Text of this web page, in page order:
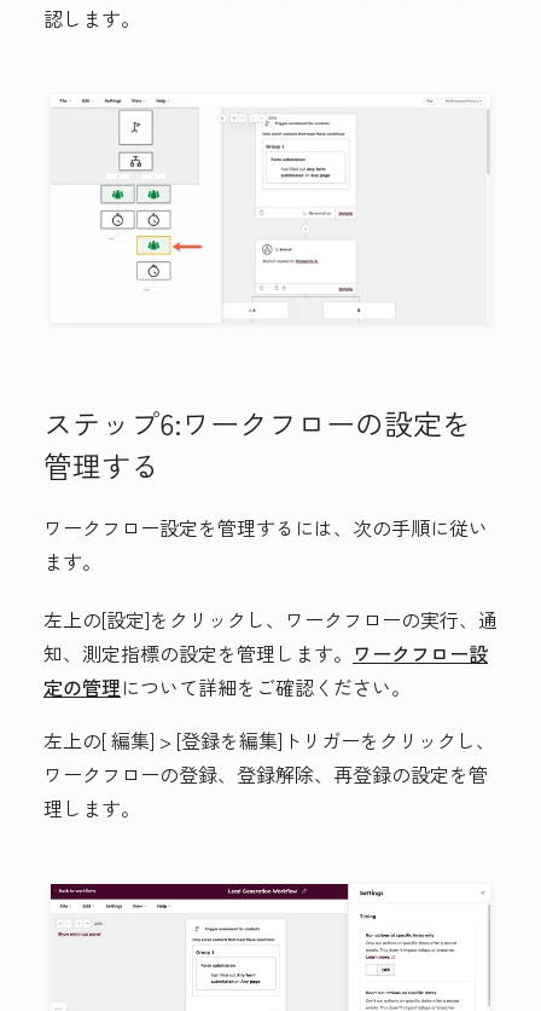
認します。
ステップ6:ワークフローの設定を
管理する
ワークフロー設定を管理するには、次の手順に従い
ます。
左上の[設定]をクリックし、ワークフローの実行、通
知、測定指標の設定を管理します。 ワークフロー設
定の管理について詳細をご確認ください。
左上の[編集] > [登録を編集]トリガーをクリックし、
ワークフローの登録、登録解除、再登録の設定を管
理します。